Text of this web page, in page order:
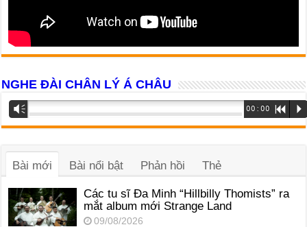
NGHE ĐÀI CHÂN LÝ Á CHÂU
Trình
phát
âm
Vm 00:00 R P
Bài mới Bài nổi bật Phản hồi Thẻ
Các tu sĩ Đa Minh “Hillbilly Thomists” ra
mắt album mới Strange Land
09/08/2026